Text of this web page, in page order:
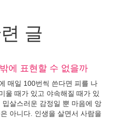
글
에 표현할 수 없을까
매일 100번씩 쓴다면 피를 나
울 때가 있고 야속해질 때가 있
살스러운 감정일 뿐 마음에 앙
아니다. 인생을 살면서 사람을